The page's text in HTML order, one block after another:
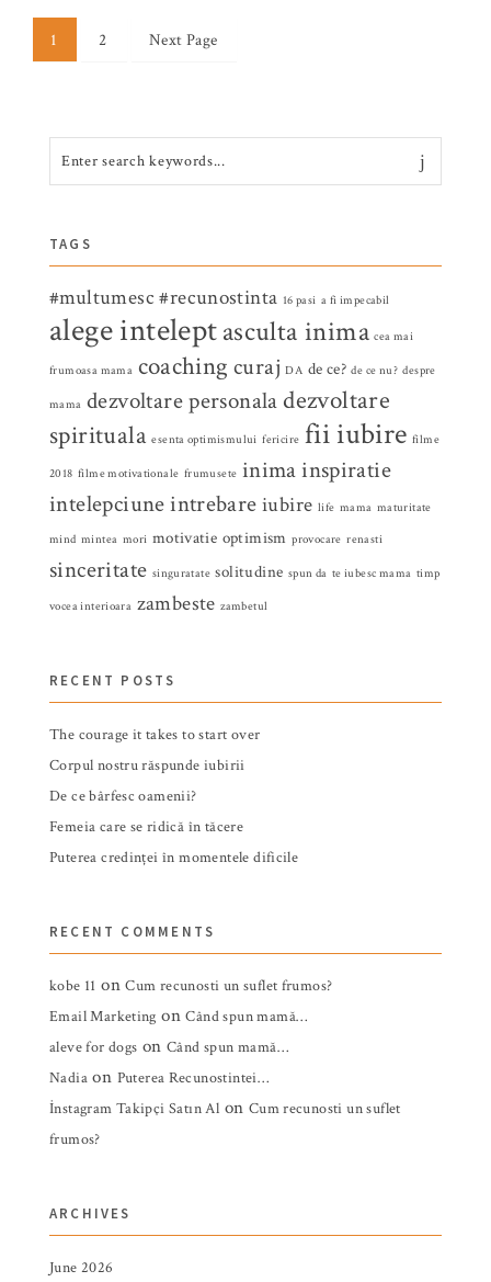
1 2 Next Page
TAGS
#multumesc #recunostinta 16 pasi a fi impecabil
alege inteleptasculta inima cea mai
frumoasa mama coaching curaj DA de ce? de ce nu? despre
mama dezvoltare personala dezvoltare
spirituala esenta optimismului fericire fii iubire filme
2018 filme motivationale frumusete inimainspiratie
intelepciuneintrebare iubire life mama maturitate
mind mintea mori motivatie optimism provocare renasti
sinceritate singuratate solitudine spun da te iubesc mama timp
vocea interioara zambeste zambetul
RECENT POSTS
The courage it takes to start over
Corpul nostru răspunde iubirii
De ce bârfesc oamenii?
Femeia care se ridică în tăcere
Puterea credinței în momentele dificile
RECENT COMMENTS
kobe 11 onCum recunosti un suflet frumos?
Email Marketing onCând spun mamă…
aleve for dogs onCând spun mamă…
Nadiaon Puterea Recunostintei…
İnstagram Takipçi Satın Al on Cum recunosti un suflet
frumos?
ARCHIVES
June 2026